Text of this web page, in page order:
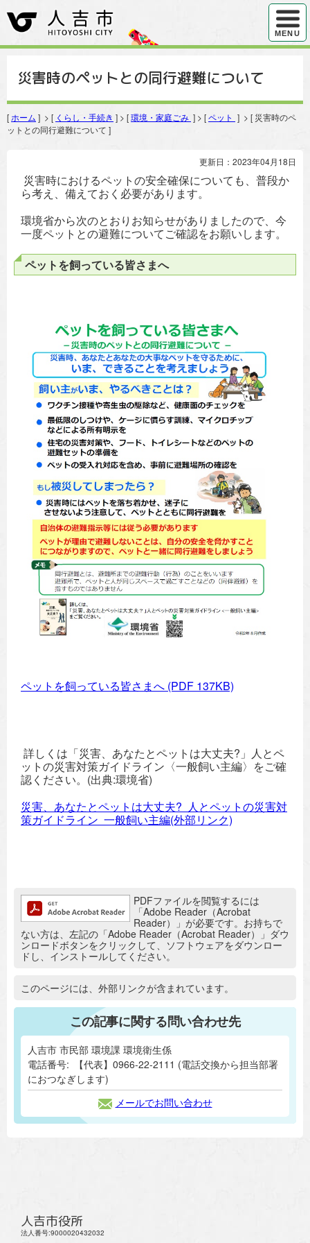
ハンバ
MENU
災害時のペットとの同行避難について
[ ホーム ] > [ くらし・手続き ] > [環境・家庭ごみ ] > [ペット ] > [ 災害時のペ
ットとの同行避難について ]
更新日：2023年04月18日
災害時におけるペットの安全確保についても、普段か
ら考え、備えておく必要があります。
環境省から次のとおりお知らせがありましたので、今
一度ペットとの避難についてご確認をお願いします。
ペットを飼っている皆さまへ
ペットを飼っている皆さまへ (PDF 137KB)
詳しくは「災害、あなたとペットは大丈夫?」人とペ
ットの災害対策ガイドライン〈一般飼い主編〉をご確
認ください。(出典:環境省)
災害、あなたとペットは大丈夫? 人とペットの災害対
策ガイドライン 一般飼い主編(外部リンク)
追加情報：PDFファイルPDFファイルを閲覧するには
「Adobe Reader（Acrobat
Reader）」が必要です。お持ちで
ない方は、左記の「Adobe Reader（Acrobat Reader）」ダウ
ンロードボタンをクリックして、ソフトウェアをダウンロー
ドし、インストールしてください。
追加情報：外部リンク
このページには、外部リンクが含まれています。
この記事に関する問い合わせ先
人吉市 市民部 環境課 環境衛生係
電話番号:
【代表】0966-22-2111 (電話交換から担当部署
におつなぎします)
メールでお問い合わせ
人吉市役所
法人番号:9000020432032